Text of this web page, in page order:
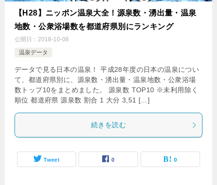
【H28】ニッポン温泉大全！源泉数・湧出量・温泉
地数・公衆浴場数を都道府県別にランキング
公開日： 2018-10-08
温泉データ
データで見る日本の温泉！ 平成28年度の日本の温泉につい
て、都道府県別に、源泉数・湧出量・温泉地数・公衆浴場
数トップ10をまとめました。 源泉数 TOP10 ※未利用除く
順位 都道府県 源泉数 割合 1 大分 3,51 […]
続きを読む
Tweet 0 0